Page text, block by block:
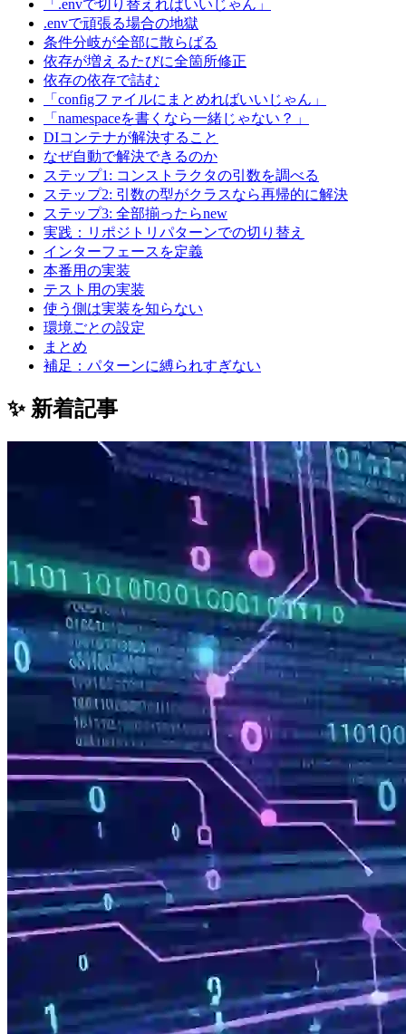
「.envで切り替えればいいじゃん」
.envで頑張る場合の地獄
条件分岐が全部に散らばる
依存が増えるたびに全箇所修正
依存の依存で詰む
「configファイルにまとめればいいじゃん」
「namespaceを書くなら一緒じゃない？」
DIコンテナが解決すること
なぜ自動で解決できるのか
ステップ1: コンストラクタの引数を調べる
ステップ2: 引数の型がクラスなら再帰的に解決
ステップ3: 全部揃ったらnew
実践：リポジトリパターンでの切り替え
インターフェースを定義
本番用の実装
テスト用の実装
使う側は実装を知らない
環境ごとの設定
まとめ
補足：パターンに縛られすぎない
✨ 新着記事